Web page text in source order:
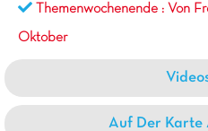
Themenwochenende : Von
Oktober
Auf Der Karte